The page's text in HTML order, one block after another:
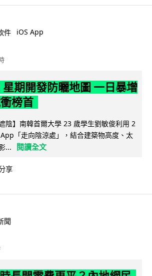
件 iOS App
期開發防曬地圖 一日暴增
榜首
陰】南韓首爾大學 23 歲學生劉敏俊利用 2
「走向陰涼處」，結合建築物高度、太
...
閱讀全文
享
聞